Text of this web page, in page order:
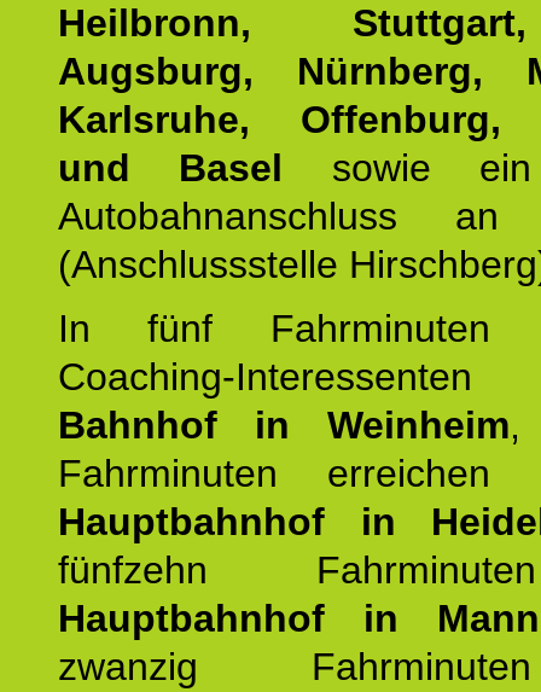
Heilbronn,
Augsburg, Nürnberg,
Karlsruhe, Offenburg,
und Basel sowie ein
Autobahnanschluss
(Anschlussstelle
In fünf Fahrminuten
Coaching-
Bahnhof in Weinheim,
Fahrminuten
Hauptbahnhof in
fünfzehn
Hauptbahnhof in
zwanzig